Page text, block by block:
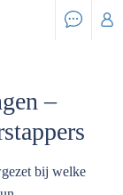
–
bij welke